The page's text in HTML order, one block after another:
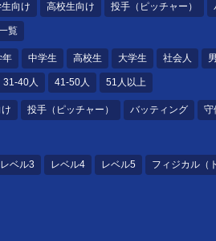
向け 高校生向け 投手（ピッチャー）
覧
年 中学生 高校生 大学生 社会人 男
31-40人 41-50人 51人以上
投手（ピッチャー） バッティング 守
レベル3 レベル4 レベル5 フィジカル（